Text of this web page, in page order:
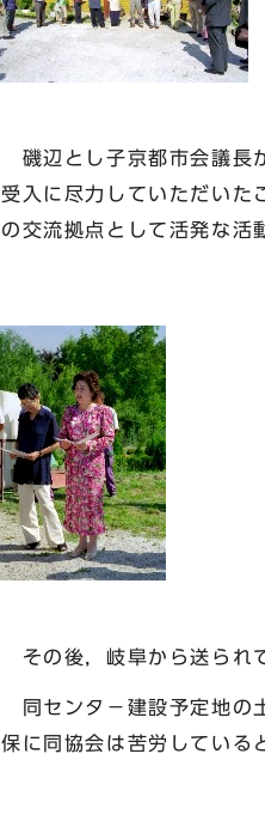
磯辺とし子京都市会議長
受入に尽力していただいた
の交流拠点として活発な活
その後，岐阜から送られ
同センタ－建設予定地の
保に同協会は苦労している